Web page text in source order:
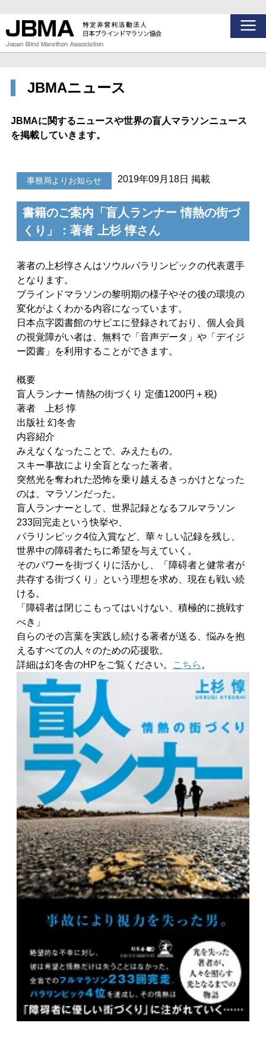
JBMAニュース
JBMAに関するニュースや世界の盲人マラソンニュース
を掲載していきます。
事務局よりお知らせ 2019年09月18日 掲載
書籍のご案内「盲人ランナー 情熱の街づ
くり」：著者 上杉 惇さん
著者の上杉惇さんはソウルパラリンピックの代表選手
となります。
ブラインドマラソンの黎明期の様子やその後の環境の
変化がよくわかる内容になっています。
日本点字図書館のサピエに登録されており、個人会員
の視覚障がい者は、無料で「音声データ」や「デイジ
ー図書」を利用することができます。
概要
盲人ランナー 情熱の街づくり 定価1200円＋税)
著者 上杉 惇
出版社 幻冬舎
内容紹介
みえなくなったことで、みえたもの。
スキー事故により全盲となった著者。
突然光を奪われた恐怖を乗り越えるきっかけとなった
のは、マラソンだった。
盲人ランナーとして、世界記録となるフルマラソン
233回完走という快挙や、
パラリンピック4位入賞など、華々しい記録を残し、
世界中の障碍者たちに希望を与えていく。
そのパワーを街づくりに活かし、「障碍者と健常者が
共存する街づくり」という理想を求め、現在も戦い続
ける。
「障碍者は閉じこもってはいけない、積極的に挑戦す
べき」
自らのその言葉を実践し続ける著者が送る、悩みを抱
えるすべての人々のための応援歌。
詳細は幻冬舎のHPをご覧ください。
こちら 。